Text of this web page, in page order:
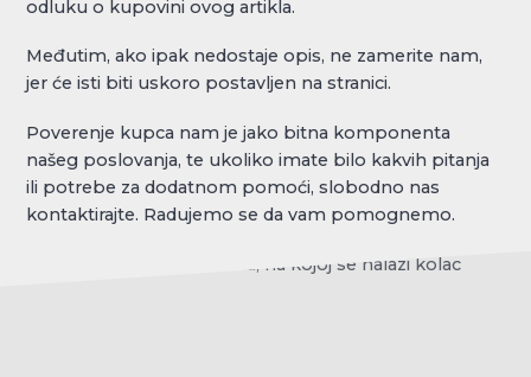
odluku o kupovini ovog artikla.
Međutim, ako ipak nedostaje opis, ne zamerite nam,
jer će isti biti uskoro postavljen na stranici.
Poverenje kupca nam je jako bitna komponenta
našeg poslovanja, te ukoliko imate bilo kakvih pitanja
ili potrebe za dodatnom pomoći, slobodno nas
kontaktirajte. Radujemo se da vam pomognemo.